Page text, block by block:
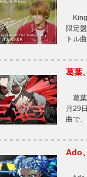
King
限定
トル
葛葉
葛葉
月29
曲で
Ado